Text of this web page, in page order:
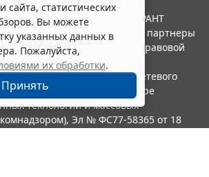
сайта, статистических
Вы можете
указанных данных в
Пожалуйста,
их обработки.
Принять
СЕРВИС", 2026. Система ГАРАНТ
года. Компания "Гарант" и ее партнеры
Российской ассоциации правовой
в качестве сетевого
службой по надзору в сфере
технологий и массовых
Эл № ФС77-58365 от 18